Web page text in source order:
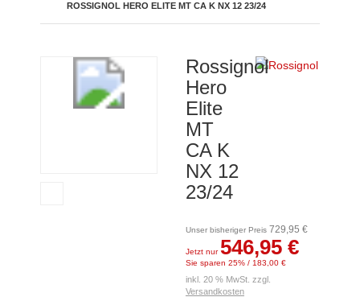
ROSSIGNOL HERO ELITE MT CA K NX 12 23/24
Rossignol
Hero
Elite
MT
CA K
NX 12
23/24
Unser bisheriger Preis 729,95 €
Jetzt nur 546,95 €
Sie sparen 25% / 183,00 €
inkl. 20 % MwSt. zzgl.
Versandkosten